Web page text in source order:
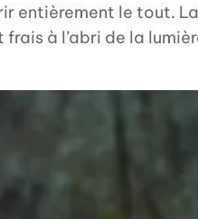
entièrement le tout.
à l’abri de la